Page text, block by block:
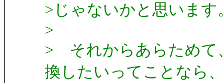
>じゃないかと思います
>
> それからあらためて
換したいってことなら